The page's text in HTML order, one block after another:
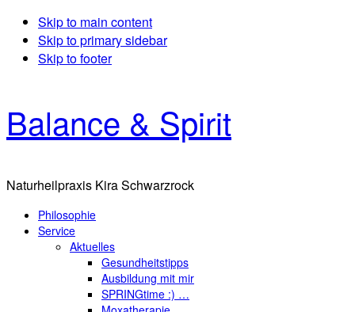
Skip to main content
Skip to primary sidebar
Skip to footer
Balance & Spirit
Naturheilpraxis Kira Schwarzrock
Philosophie
Service
Aktuelles
Gesundheitstipps
Ausbildung mit mir
SPRINGtime :) …